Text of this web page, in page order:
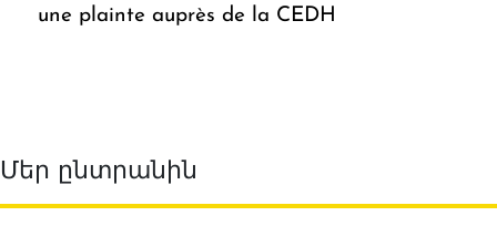
une plainte auprès de la CEDH
Մեր ընտրանին